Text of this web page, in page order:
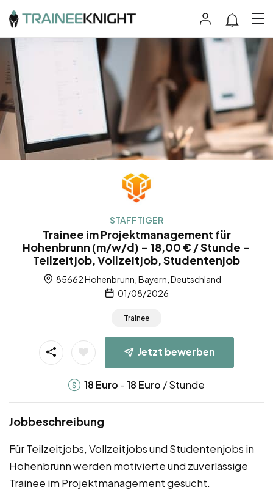
STAFFTIGER
Trainee im Projektmanagement für
Hohenbrunn (m/w/d) – 18,00 € / Stunde –
Teilzeitjob, Vollzeitjob, Studentenjob
85662 Hohenbrunn, Bayern, Deutschland
01/08/2026
Trainee
Jetzt bewerben
18 Euro -18 Euro / Stunde
Jobbeschreibung
Für Teilzeitjobs, Vollzeitjobs und Studentenjobs in
Hohenbrunn werden motivierte und zuverlässige
Trainee im Projektmanagement gesucht.